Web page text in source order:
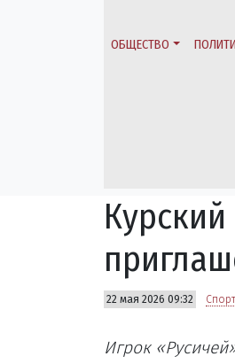
ОБЩЕСТВО
22 мая 2026 09:32 Спорт
Игрок